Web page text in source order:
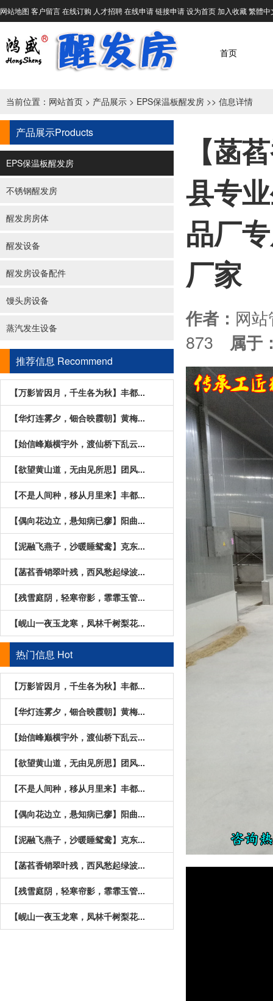
网站地图 客户留言在线订购 人才招聘在线申请链接申请设为首页加入收藏繁體中
首页
当前位置： 网站首页 > 产品展示 > EPS保温板醒发房 >> 信息详情
产品展示Products
EPS保温板醒发房
不锈钢醒发房
醒发房房体
醒发设备
醒发房设备配件
馒头房设备
蒸汽发生设备
推荐信息 Recommend
【万影皆因月，千生各为秋】丰都...
【华灯连雾夕，钿合映霞朝】黄梅...
【始信峰巅横宇外，渡仙桥下乱云...
【欲望黄山道，无由见所思】团风...
【不是人间种，移从月里来】丰都...
【偶向花边立，悬知病已瘳】阳曲...
【泥融飞燕子，沙暖睡鸳鸯】克东...
【菡萏香销翠叶残，西风愁起绿波...
【残雪庭阴，轻寒帘影，霏霏玉管...
【岘山一夜玉龙寒，凤林千树梨花...
热门信息 Hot
【万影皆因月，千生各为秋】丰都...
【华灯连雾夕，钿合映霞朝】黄梅...
【始信峰巅横宇外，渡仙桥下乱云...
【欲望黄山道，无由见所思】团风...
【不是人间种，移从月里来】丰都...
【偶向花边立，悬知病已瘳】阳曲...
【泥融飞燕子，沙暖睡鸳鸯】克东...
【菡萏香销翠叶残，西风愁起绿波...
【残雪庭阴，轻寒帘影，霏霏玉管...
【岘山一夜玉龙寒，凤林千树梨花...
【菡
县专
品厂
厂家
作者： 网
873 属于